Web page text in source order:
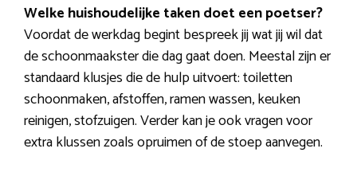
Welke huishoudelijke taken doet een poetser?
Voordat de werkdag begint bespreek jij wat jij wil dat
de schoonmaakster die dag gaat doen. Meestal zijn er
standaard klusjes die de hulp uitvoert: toiletten
schoonmaken, afstoffen, ramen wassen, keuken
reinigen, stofzuigen. Verder kan je ook vragen voor
extra klussen zoals opruimen of de stoep aanvegen.